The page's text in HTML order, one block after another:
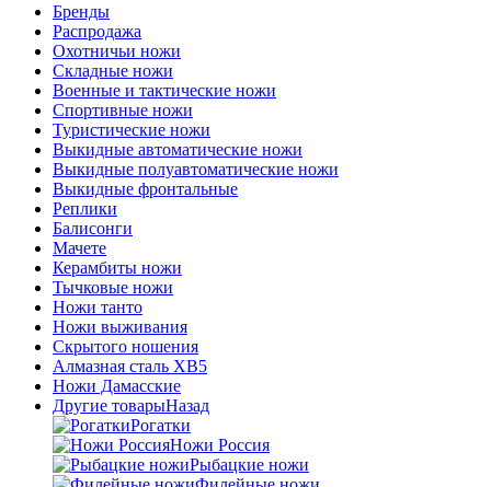
Бренды
Распродажа
Охотничьи ножи
Складные ножи
Военные и тактические ножи
Спортивные ножи
Туристические ножи
Выкидные автоматические ножи
Выкидные полуавтоматические ножи
Выкидные фронтальные
Реплики
Балисонги
Мачете
Керамбиты ножи
Тычковые ножи
Ножи танто
Ножи выживания
Скрытого ношения
Алмазная сталь ХВ5
Ножи Дамасские
Другие товарыНазад
Рогатки
Ножи Россия
Рыбацкие ножи